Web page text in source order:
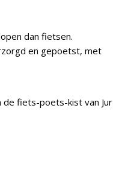
dan fietsen.
en gepoetst, met
de fiets-poets-kist van Jur